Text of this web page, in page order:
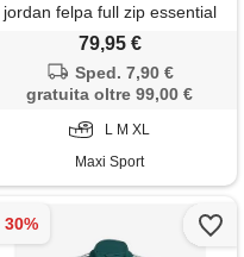
jordan felpa full zip essential
79,95 €
Sped. 7,90 €
gratuita oltre 99,00 €
L M XL
Maxi Sport